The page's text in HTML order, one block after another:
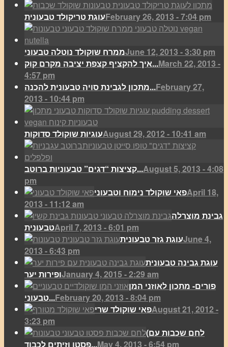
עוגת טריקולד טבעוניתFebruary 26, 2013 - 7:04 pm
ממרח שוקולד נוטלה טבעוניJune 12, 2013 - 3:30 pm
איך להקציף קצפת יציבה מקרם קוק...March 22, 2013 -
4:57 pm
מתכון לגבינת סויה טבעונית להכנה...February 27,
2013 - 10:44 pm
עוגיות שוקולד סדוקותAugust 29, 2012 - 10:41 am
קציצות “דגים” טבעוניות ברוטב...August 5, 2013 - 4:08
pm
פאי שוקולד נימוח וטבעוניApril 18,
2013 - 11:12 am
גבינת מוצרלה
טבעוניתApril 7, 2013 - 6:01 pm
עוגת גזר טבעוניתJune 4,
2013 - 6:43 pm
עוגת גבינה טבעונית
ופירות יערJanuary 4, 2015 - 2:29 am
פורים- מתכון לאוזני המן
טבעוני...February 20, 2013 - 8:04 pm
פאי שוקולד שריAugust 21, 2012 -
3:23 pm
(לחם שכבות עם
פסטו וזיתים לכבוד...May 4, 2013 - 6:54 pm